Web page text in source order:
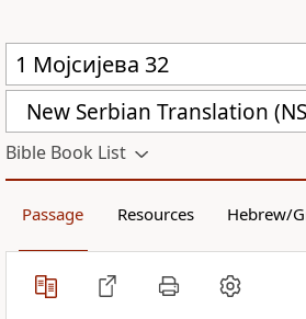
New Serbian Translation
Bible Book List
Passage Resources Hebrew/